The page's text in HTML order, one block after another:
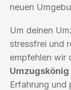
neuen
Um deinen
stressfrei und
empfehlen wir
Erfahrung und